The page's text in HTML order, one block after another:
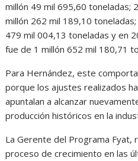
millón 49 mil 695,60 toneladas;
millón 262 mil 189,10
479 mil 004,13 toneladas y en
fue de 1 millón 652 mil 180,71
Para Hernández, este
porque los ajustes realizados
apuntalan a alcanzar
producción históricos en la
La Gerente del Programa Fyat,
proceso de crecimiento en las